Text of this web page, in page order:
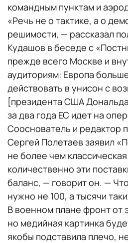
командным пунктам и
«Речь не о тактике, а о
решимости, — рассказал
Кудашов в беседе с
прежде всего Москве и
аудиториям: Европа
действовать в унисон с
[президента США
за два года ЕС идет на
Сооснователь и редактор
Сергей Полетаев заявил
не более чем
количественно эти
баланс, — говорит он. —
нужно не 100, а тысячи
В военном плане фронт от
но медийная картинка
якобы подставила плечо,